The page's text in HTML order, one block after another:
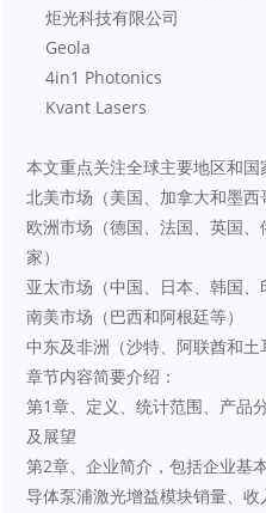
    炬光科技有限公司
    Geola
    4in1 Photonics
    Kvant Lasers
本文重点关注全球主要地区和国
北美市场（美国、加拿大和墨西
欧洲市场（德国、法国、英国
家）
亚太市场（中国、日本、韩国、
南美市场（巴西和阿根廷等）
中东及非洲（沙特、阿联酋和土
章节内容简要介绍：
第1章、定义、统计范围、产品
及展望
第2章、企业简介，包括企业基
导体泵浦激光增益模块销量、